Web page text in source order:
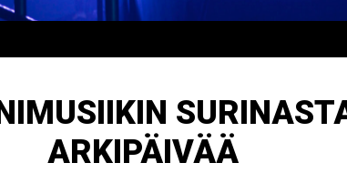
ARKIPÄIVÄÄ